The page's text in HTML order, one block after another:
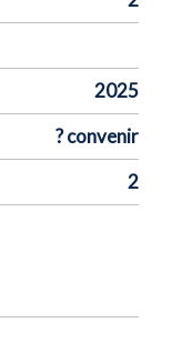
2025
? convenir
2